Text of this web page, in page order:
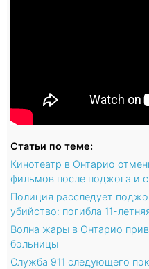
Статьи по теме:
Кинотеатр в Онтарио
фильмов после поджога и
Полиция расследует
убийство: погибла 11-
Волна жары в Онтарио
больницы
Служба 911 следующего